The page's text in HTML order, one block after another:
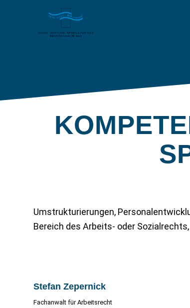
Umstrukturierungen,
Bereich des Arbeits- oder
Stefan Zepernick
Fachanwalt für Arbeitsrecht